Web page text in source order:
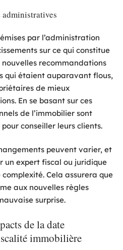
par l’administration
sur ce qui constitue
nouvelles recommandations
qui étaient auparavant flous,
de mieux
En se basant sur ces
de l’immobilier sont
conseiller leurs clients.
peuvent varier, et
un expert fiscal ou juridique
Cela assurera que
aux nouvelles règles
surprise.
de la date
immobilière